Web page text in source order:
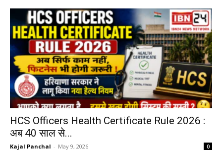
HCS Officers Health Certificate Rule 2026 :
अब 40 साल से...
Kajal Panchal - May 9, 2026 0